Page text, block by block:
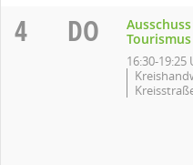
4
DO
Tourismus
16:30-19:25